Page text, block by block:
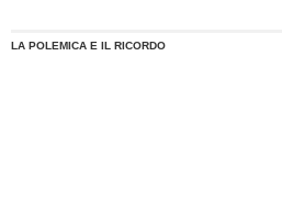
LA POLEMICA E IL RICORDO